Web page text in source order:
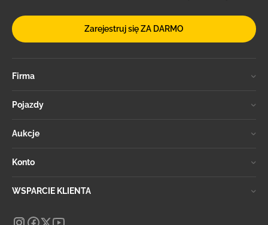
Zarejestruj się ZA DARMO
Firma
Pojazdy
Aukcje
Konto
WSPARCIE KLIENTA